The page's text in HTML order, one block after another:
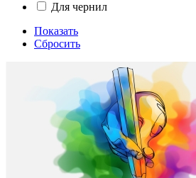
Для чернил
Показать
Сбросить